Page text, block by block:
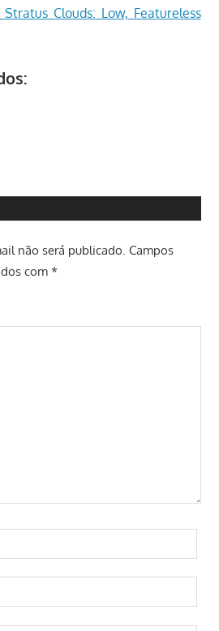
Clouds: Low, Featureless
não será publicado. Campos
com *